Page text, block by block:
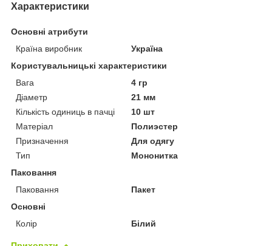
Характеристики
Основні атрибути
Країна виробник
Україна
Користувальницькі характеристики
Вага
4 гр
Діаметр
21 мм
Кількість одиниць в пачці
10 шт
Матеріал
Полиэстер
Призначення
Для одягу
Тип
Мононитка
Паковання
Паковання
Пакет
Основні
Колір
Білий